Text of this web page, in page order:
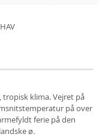
HAV
klima. Vejret på
på over
ferie på den
ø.